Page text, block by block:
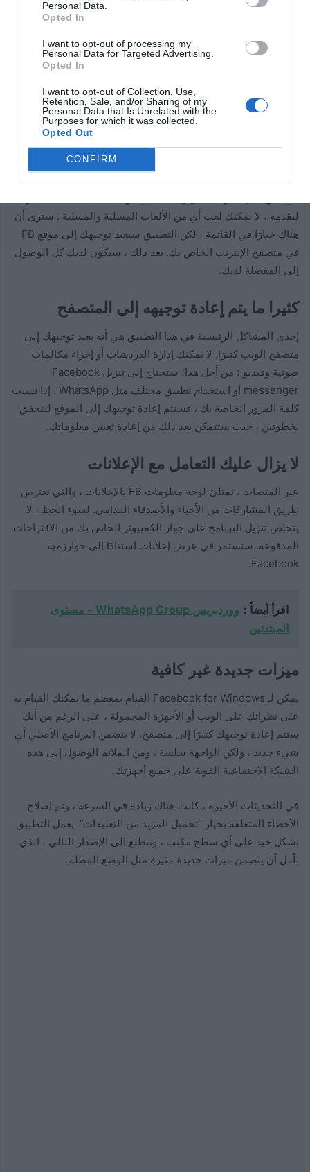
Personal Data.
Opted In
I want to opt-out of processing my
Personal Data for Targeted Advertising.
Opted In
I want to opt-out of Collection, Use,
Retention, Sale, and/or Sharing of my
Personal Data that Is Unrelated with the
Purposes for which it was collected.
Opted Out
CONFIRM
يحتوي FB على عدد كبير من الأدوات لمنع استخراج بياناتك من قبل
أي أطراف ثالثة. ضمن القسم الذي يحمل عنوان “من يمكنه مشاهدة
عناصري” ، غيّر جمهور مشاركاتك المستقبلية وأخفي ما تشاركه من
يمكنك أيضًا تغيير إعدادات بريدك الإلكتروني وعنوانك ورقم هاتفك
حتى لا يتمكن أي شخص من العثور على حسابك من خلال البحث. لا
لا توجد ألعاب على تطبيق الكمبيوتر
ليقدمه ، لا يمكنك لعب أي من الألعاب المسلية والمسلية . سترى أن
هناك خيارًا في القائمة ، لكن التطبيق سيعيد توجيهك إلى موقع FB
في متصفح الإنترنت الخاص بك. بعد ذلك ، سيكون لديك كل الوصول
إلى المفضلة لديك.
كثيرا ما يتم إعادة توجيهه إلى المتصفح
إحدى المشاكل الرئيسية في هذا التطبيق هي أنه يعيد توجيهك إلى
متصفح الويب كثيرًا. لا يمكنك إدارة الدردشات أو إجراء مكالمات
صوتية وفيديو ؛ من أجل هذا؛ ستحتاج إلى تنزيل Facebook
messenger أو استخدام تطبيق مختلف مثل WhatsApp . إذا نسيت
كلمة المرور الخاصة بك ، فستتم إعادة توجيهك إلى الموقع للتحقق
بخطوتين ، حيث ستتمكن بعد ذلك من إعادة تعيين معلوماتك.
لا يزال عليك التعامل مع الإعلانات
عبر المنصات ، تمتلئ لوحة معلومات FB بالإعلانات ، والتي تعترض
طريق المشاركات من الأحباء والأصدقاء القدامى. لسوء الحظ ، لا
يتخلص تنزيل البرنامج على جهاز الكمبيوتر الخاص بك من الاقتراحات
المدفوعة. ستستمر في عرض إعلانات استنادًا إلى خوارزمية
Facebook.
اقرأ أيضاً :
ووردبريس WhatsApp Group - مستوى
المبتدئين
ميزات جديدة غير كافية
يمكن لـ Facebook for Windows القيام بمعظم ما يمكنك القيام به
على نظرائك على الويب أو الأجهزة المحمولة ، على الرغم من أنك
ستتم إعادة توجيهك كثيرًا إلى متصفح. لا يتضمن البرنامج الأصلي أي
شيء جديد ، ولكن الواجهة سلسة ، ومن الملائم الوصول إلى هذه
الشبكة الاجتماعية القوية على جميع أجهزتك.
في التحديثات الأخيرة ، كانت هناك زيادة في السرعة ، وتم إصلاح
الأخطاء المتعلقة بخيار “تحميل المزيد من التعليقات”. يعمل التطبيق
بشكل جيد على أي سطح مكتب ، ونتطلع إلى الإصدار التالي ، الذي
نأمل أن يتضمن ميزات جديدة مثيرة مثل الوضع المظلم.